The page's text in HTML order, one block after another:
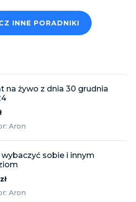
INNE PORADNIKI
na żywo z dnia 30 grudnia
Aron
wybaczyć sobie i innym
Aron